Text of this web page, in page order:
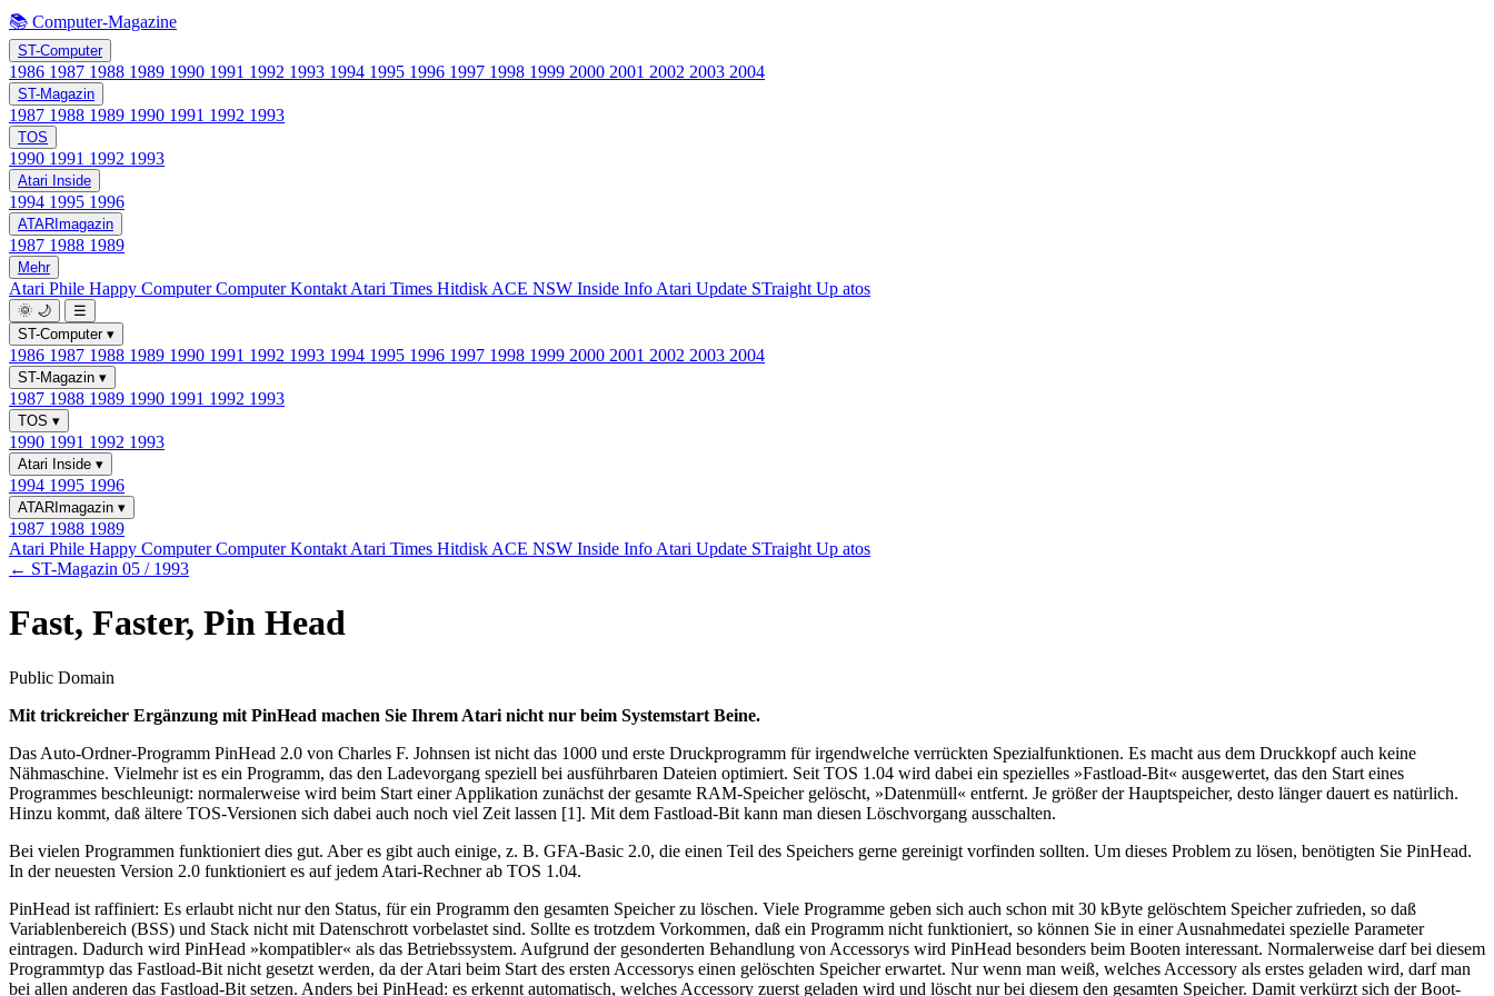
📚 Computer-Magazine
ST-Computer
1986 1987 1988 1989 1990 1991 1992 1993 1994 1995 1996 1997 1998 1999 2000 2001 2002 2003 2004
ST-Magazin
1987 1988 1989 1990 1991 1992 1993
TOS
1990 1991 1992 1993
Atari Inside
1994 1995 1996
ATARImagazin
1987 1988 1989
Mehr
Atari Phile Happy ComputerComputer Kontakt Atari Times Hitdisk ACE NSW Inside Info Atari Update STraight Up atos
🌞 🌙
☰
ST-Computer ▾
1986 1987 1988 1989 1990 1991 1992 1993 1994 1995 1996 1997 1998 1999 2000 2001 2002 2003 2004
ST-Magazin ▾
1987 1988 1989 1990 1991 1992 1993
TOS ▾
1990 1991 1992 1993
Atari Inside ▾
1994 1995 1996
ATARImagazin ▾
1987 1988 1989
Atari Phile Happy ComputerComputer Kontakt Atari Times Hitdisk ACE NSW Inside Info Atari Update STraight Up atos
← ST-Magazin 05 / 1993
Fast, Faster, Pin Head
Public Domain
Mit trickreicher Ergänzung mit PinHead machen Sie Ihrem Atari nicht nur beim Systemstart Beine.
Das Auto-Ordner-Programm PinHead 2.0 von Charles F. Johnsen ist nicht das 1000 und erste Druckprogramm für irgendwelche verrückten Spezialfunktionen. Es macht aus dem Druckkopf auch keine
Nähmaschine. Vielmehr ist es ein Programm, das den Ladevorgang speziell bei ausführbaren Dateien optimiert. Seit TOS 1.04 wird dabei ein spezielles »Fastload-Bit« ausgewertet, das den Start eines
Programmes beschleunigt: normalerweise wird beim Start einer Applikation zunächst der gesamte RAM-Speicher gelöscht, »Datenmüll« entfernt. Je größer der Hauptspeicher, desto länger dauert es natürlich.
Hinzu kommt, daß ältere TOS-Versionen sich dabei auch noch viel Zeit lassen [1]. Mit dem Fastload-Bit kann man diesen Löschvorgang ausschalten.
Bei vielen Programmen funktioniert dies gut. Aber es gibt auch einige, z. B. GFA-Basic 2.0, die einen Teil des Speichers gerne gereinigt vorfinden sollten. Um dieses Problem zu lösen, benötigten Sie PinHead.
In der neuesten Version 2.0 funktioniert es auf jedem Atari-Rechner ab TOS 1.04.
PinHead ist raffiniert: Es erlaubt nicht nur den Status, für ein Programm den gesamten Speicher zu löschen. Viele Programme geben sich auch schon mit 30 kByte gelöschtem Speicher zufrieden, so daß
Variablenbereich (BSS) und Stack nicht mit Datenschrott vorbelastet sind. Sollte es trotzdem Vorkommen, daß ein Programm nicht funktioniert, so können Sie in einer Ausnahmedatei spezielle Parameter
eintragen. Dadurch wird PinHead »kompatibler« als das Betriebssystem. Aufgrund der gesonderten Behandlung von Accessorys wird PinHead besonders beim Booten interessant. Normalerweise darf bei diesem
Programmtyp das Fastload-Bit nicht gesetzt werden, da der Atari beim Start des ersten Accessorys einen gelöschten Speicher erwartet. Nur wenn man weiß, welches Accessory als erstes geladen wird, darf man
bei allen anderen das Fastload-Bit setzen. Anders bei PinHead: es erkennt automatisch, welches Accessory zuerst geladen wird und löscht nur bei diesem den gesamten Speicher. Damit verkürzt sich der Boot-